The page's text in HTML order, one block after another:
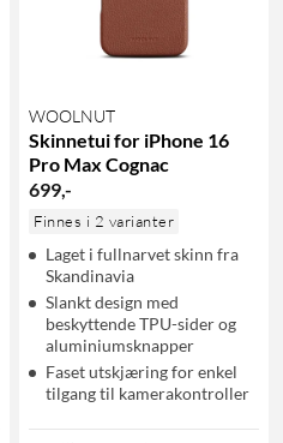
WOOLNUT
Skinnetui for iPhone 16
Pro Max Cognac
699,-
Finnes i 2 varianter
Laget i fullnarvet skinn fra
Skandinavia
Slankt design med
beskyttende TPU-sider og
aluminiumsknapper
Faset utskjæring for enkel
tilgang til kamerakontroller